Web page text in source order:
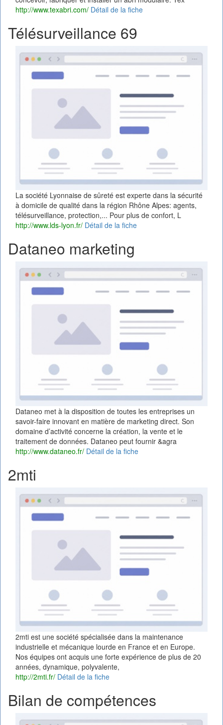
http://www.texabri.com/ Détail de la fiche
Télésurveillance 69
La société Lyonnaise de sûreté est experte dans la sécurité
à domicile de qualité dans la région Rhône Alpes: agents,
télésurveillance, protection,... Pour plus de confort, L
http://www.lds-lyon.fr/ Détail de la fiche
Dataneo marketing
Dataneo met à la disposition de toutes les entreprises un
savoir-faire innovant en matière de marketing direct. Son
domaine d’activité concerne la création, la vente et le
traitement de données. Dataneo peut fournir &agra
http://www.dataneo.fr/ Détail de la fiche
2mti
2mti est une société spécialisée dans la maintenance
industrielle et mécanique lourde en France et en Europe.
Nos équipes ont acquis une forte expérience de plus de 20
années, dynamique, polyvalente,
http://2mti.fr/ Détail de la fiche
Bilan de compétences